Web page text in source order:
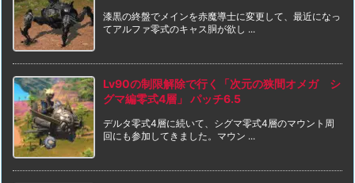
漆黒の終盤でメインを赤魔導士に変更して、最近になっ
てアルファ零式のキャス胴が欲し ...
Lv90の制限解除で行く「次元の狭間オメガ シ
グマ編零式4層」 パッチ6.5
デルタ零式4層に続いて、シグマ零式4層のマウント周
回にも参加してきました。マウン ...